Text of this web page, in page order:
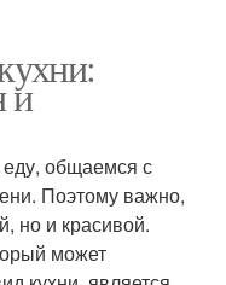
и
еду, общаемся с
Поэтому важно,
но и красивой.
может